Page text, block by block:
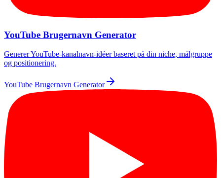
YouTube Brugernavn Generator
Generer YouTube-kanalnavn-idéer baseret på din niche, målgruppe
og positionering.
YouTube Brugernavn Generator